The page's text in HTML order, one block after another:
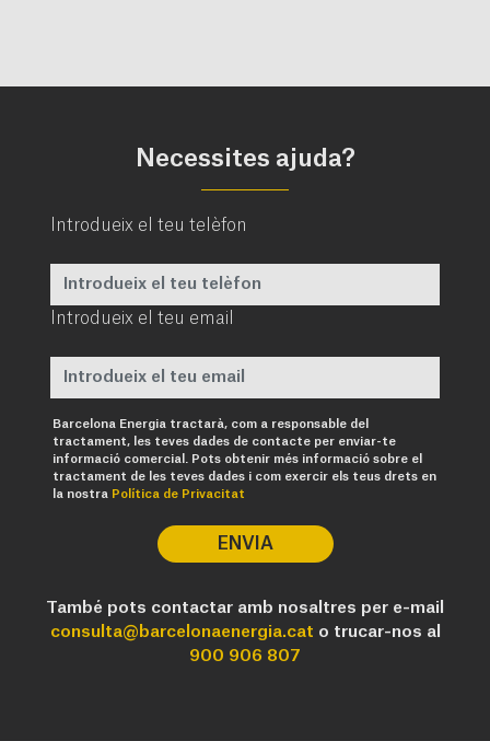
Necessites ajuda?
Introdueix el teu telèfon
Introdueix el teu email
Barcelona Energia tractarà, com a responsable del
tractament, les teves dades de contacte per enviar-te
informació comercial. Pots obtenir més informació sobre el
tractament de les teves dades i com exercir els teus drets en
la nostra Política de Privacitat
ENVIA
També pots contactar amb nosaltres per e-mail
consulta@barcelonaenergia.cat o trucar-nos al
900 906 807